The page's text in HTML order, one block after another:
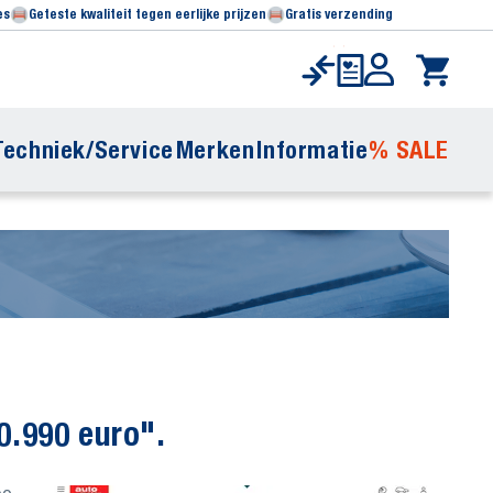
Geteste kwaliteit tegen eerlijke prijzen Gratis verzending
ServiceMerkenInformatie% SALE
euro".